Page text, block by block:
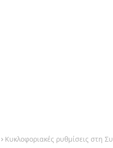
Κυκλοφοριακές ρυθμίσεις στη